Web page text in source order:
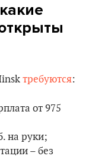
требуются:
от 975
на руки;
– без